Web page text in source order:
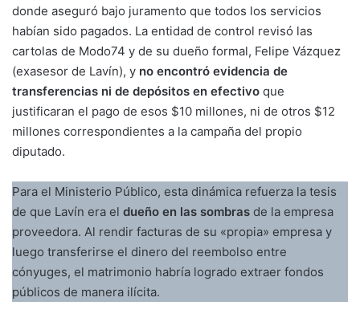
donde aseguró bajo juramento que todos los servicios
habían sido pagados. La entidad de control revisó las
cartolas de Modo74 y de su dueño formal, Felipe Vázquez
(exasesor de Lavín), y no encontró evidencia de
transferencias ni de depósitos en efectivo que
justificaran el pago de esos $10 millones, ni de otros $12
millones correspondientes a la campaña del propio
diputado.
Para el Ministerio Público, esta dinámica refuerza la tesis
de que Lavín era el dueño en las sombras de la empresa
proveedora. Al rendir facturas de su «propia» empresa y
luego transferirse el dinero del reembolso entre
cónyuges, el matrimonio habría logrado extraer fondos
públicos de manera ilícita.